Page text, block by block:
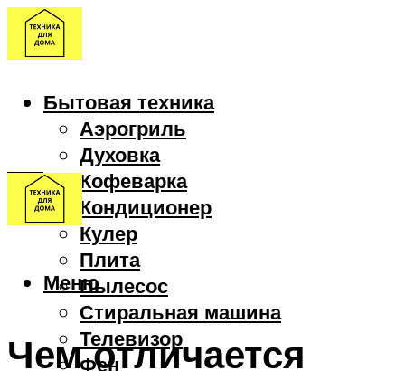
Бытовая техника
Аэрогриль
Духовка
Кофеварка
Кондиционер
Кулер
Плита
Пылесос
Стиральная машина
Телевизор
Фен
Меню
Чем отличается